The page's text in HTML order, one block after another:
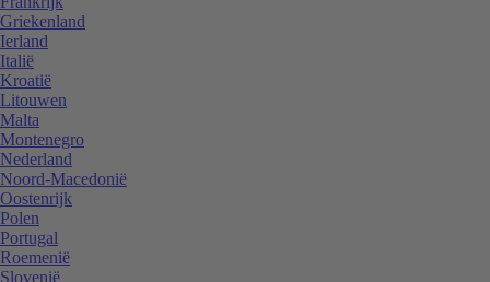
Griekenland
Ierland
Italië
Kroatië
Litouwen
Malta
Montenegro
Nederland
Noord-Macedonië
Oostenrijk
Polen
Portugal
Roemenië
Slovenië